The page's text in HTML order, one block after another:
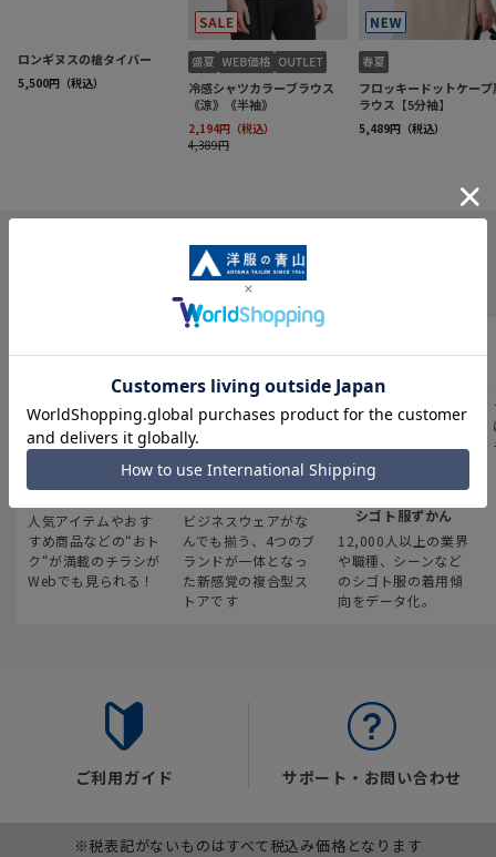
INFORMATION
最新のお買い得情報
人気アイテムやおす
すめ商品などの“おト
ク“が満載のチラシが
Webでも見られる！
スーツスクエア
ビジネスウェアがな
んでも揃う、4つのブ
ランドが一体となっ
た新感覚の複合型ス
トアです
みんなの
シゴト服ずかん
12,000人以上の業界
や職種、シーンなど
のシゴト服の着用傾
向をデータ化。
ご利用ガイド サポート・お問い合わせ
※税表記がないものはすべて税込み価格となります